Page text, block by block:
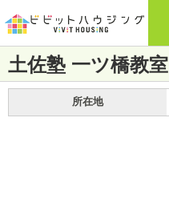
土佐塾 一ツ橋教室
所在地